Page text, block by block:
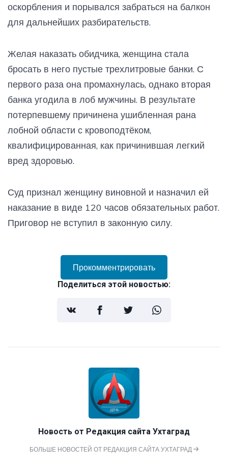
оскорбления и порывался забраться на балкон
для дальнейших разбирательств.
Желая наказать обидчика, женщина стала
бросать в него пустые трехлитровые банки. С
первого раза она промахнулась, однако вторая
банка угодила в лоб мужчины. В результате
потерпевшему причинена ушибленная рана
лобной области с кровоподтёком,
квалифицированная, как причинившая легкий
вред здоровью.
Суд признал женщину виновной и назначил ей
наказание в виде 120 часов обязательных работ.
Приговор не вступил в законную силу.
Прокомментрировать
Поделиться этой новостью:
Новость от Редакция сайта Ухтаград
БОЛЬШЕ НОВОСТЕЙ ОТ РЕДАКЦИЯ САЙТА УХТАГРАД